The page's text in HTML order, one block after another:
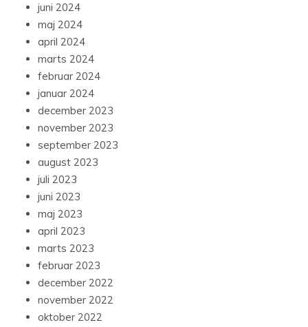
juni 2024
maj 2024
april 2024
marts 2024
februar 2024
januar 2024
december 2023
november 2023
september 2023
august 2023
juli 2023
juni 2023
maj 2023
april 2023
marts 2023
februar 2023
december 2022
november 2022
oktober 2022